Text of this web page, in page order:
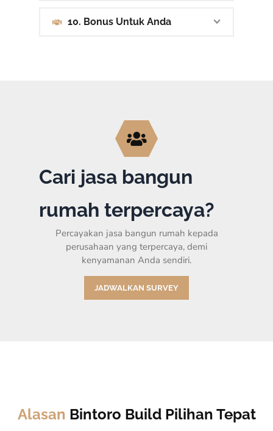
10. Bonus Untuk Anda
Cari jasa bangun
rumah terpercaya?
Percayakan jasa bangun rumah kepada
perusahaan yang terpercaya, demi
kenyamanan Anda sendiri.
JADWALKAN SURVEY
Alasan Bintoro Build Pilihan Tepat